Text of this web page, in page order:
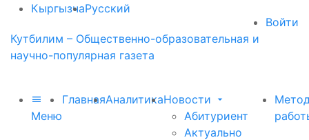
КыргызчаРусский
Войти
Кутбилим – Общественно-образовательная и
научно-популярная газета
Меню
ГлавнаяАналитикаНовости
Абитуриент
Актуально